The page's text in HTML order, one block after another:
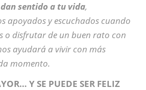
sentido a tu vida,
apoyados y escuchados cuando
o disfrutar de un buen rato con
ayudará a vivir con más
momento.
Y SE PUEDE SER FELIZ